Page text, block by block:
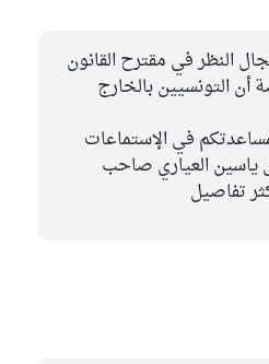
النظر في مقترح القانون
أن التونسيين بالخارج
في الإستماعات
ياسين العياري صاحب
تفاصيل
11